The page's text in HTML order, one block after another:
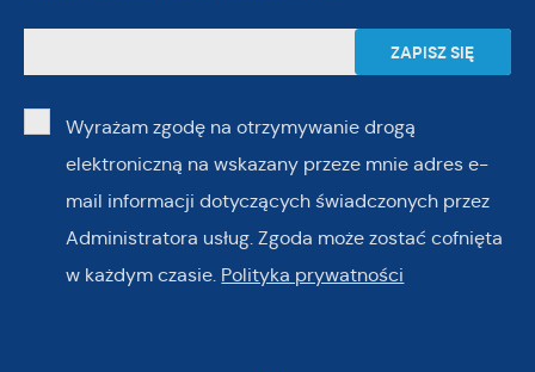
Wyrażam zgodę na otrzymywanie drogą
elektroniczną na wskazany przeze mnie adres e-
mail informacji dotyczących świadczonych przez
Administratora usług. Zgoda może zostać cofnięta
w każdym czasie. Polityka prywatności